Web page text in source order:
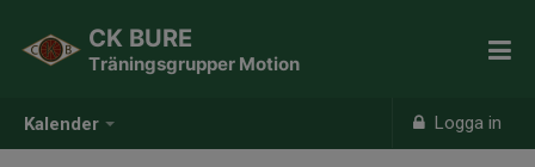
Kalender Logga in
CK BURE
Träningsgrupper Motion